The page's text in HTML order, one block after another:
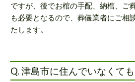
ですが、後でお棺の手配、納棺、ご
も必要となるので、葬儀業者にご相
たします。
Q. 津島市に住んでいなくて